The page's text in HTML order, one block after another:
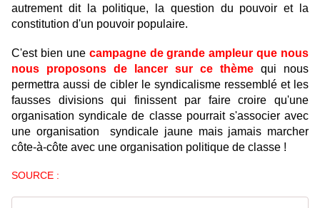
autrement dit la politique, la question du pouvoir et la
constitution d'un pouvoir populaire.
C'est bien une campagne de grande ampleur que nous
nous proposons de lancer sur ce thème qui nous
permettra aussi de cibler le syndicalisme ressemblé et les
fausses divisions qui finissent par faire croire qu'une
organisation syndicale de classe pourrait s'associer avec
une organisation syndicale jaune mais jamais marcher
côte-à-côte avec une organisation politique de classe !
SOURCE :